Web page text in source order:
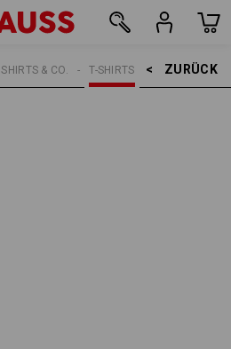
ZURÜCK    >
T-SHIRTS
SHIRTS & CO.